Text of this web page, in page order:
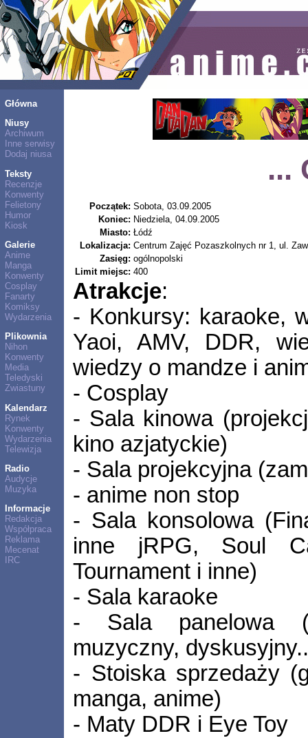
Główna
Niusy
Archiwum
Inne serwisy
Dodaj niusa
Teksty
Recenzje
Konwenty
Felietony
Humor
Kiosk
Galerie
Anime
Manga
Konwenty
Cosplay
Fanarty
Komiksy
Wydarzenia
Plikownia
Nihon
Konwenty
Media
Teledyski
Zwiastuny
Kalendarz
Rynek
Konwenty
Wydarzenia
Telewizja
Radio
Audycje
Muzyka
Informacje
Redakcja
Współpraca
Reklama
Mecenat
IRC
...
Początek: Sobota, 03.09.2005
Koniec: Niedziela, 04.09.2005
Miasto: Łódź
Lokalizacja: Centrum Zajęć Pozaszkolnych nr 1, ul.
Zasięg: ogólnopolski
Limit miejsc: 400
Atrakcje:
- Konkursy: karaoke,
Yaoi, AMV, DDR,
wiedzy o mandze i
- Cosplay
- Sala kinowa
kino azjatyckie)
- Sala projekcyjna
- anime non stop
- Sala konsolowa
inne jRPG, Soul
Tournament i inne)
- Sala karaoke
- Sala panelowa
muzyczny,
- Stoiska sprzedaży
manga, anime)
- Maty DDR i Eye Toy